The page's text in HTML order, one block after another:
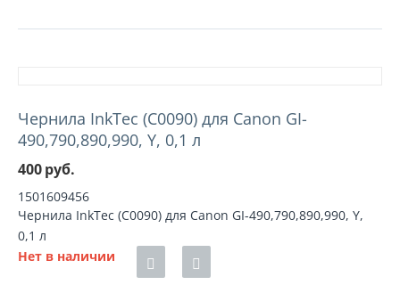
Чернила InkTec (C0090) для Canon GI-
490,790,890,990, Y, 0,1 л
400руб.
1501609456
Чернила InkTec (C0090) для Canon GI-490,790,890,990, Y,
0,1 л
Нет в наличии